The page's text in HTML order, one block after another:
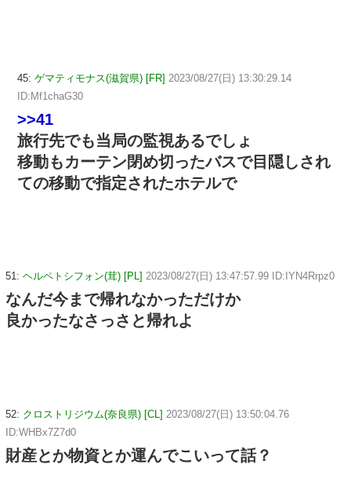
45: ゲマティモナス(滋賀県) [FR] 2023/08/27(日) 13:30:29.14
ID:Mf1chaG30
>>41
旅行先でも当局の監視あるでしょ
移動もカーテン閉め切ったバスで目隠しされ
ての移動で指定されたホテルで
51: ヘルペトシフォン(茸) [PL] 2023/08/27(日) 13:47:57.99 ID:IYN4Rrpz0
なんだ今まで帰れなかっただけか
良かったなさっさと帰れよ
52: クロストリジウム(奈良県) [CL] 2023/08/27(日) 13:50:04.76
ID:WHBx7Z7d0
財産とか物資とか運んでこいって話？